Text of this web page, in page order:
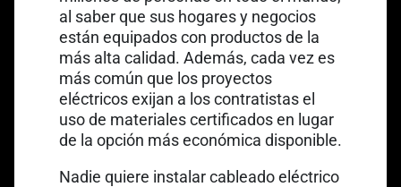
al saber que sus hogares y negocios
están equipados con productos de la
más alta calidad. Además, cada vez es
más común que los proyectos
eléctricos exijan a los contratistas el
uso de materiales certificados en lugar
de la opción más económica disponible.
Nadie quiere instalar cableado eléctrico